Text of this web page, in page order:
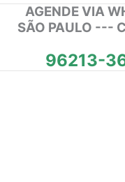
AGENDE VIA
SÃO PAULO ---
96213-